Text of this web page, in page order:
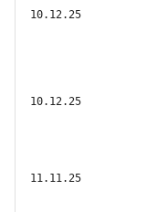
10.12.25
10.12.25
11.11.25